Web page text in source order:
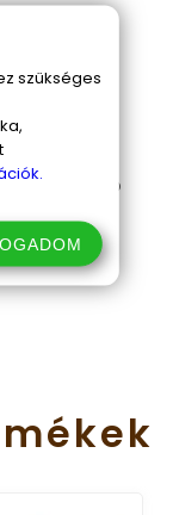
USB, mikro
szükséges